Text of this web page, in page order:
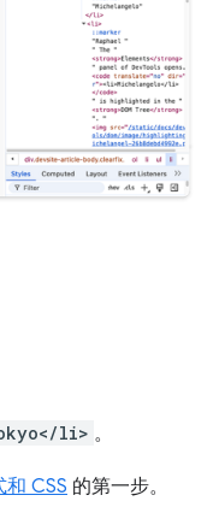
li> 。
和 CSS 的第一步。